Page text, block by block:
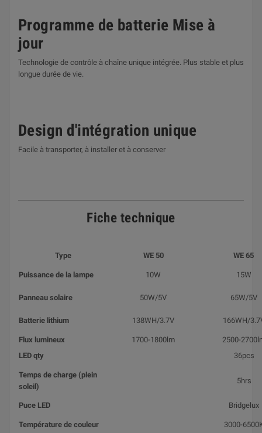
Programme de batterie Mise à
jour
Technologie de contrôle à chaîne unique intégrée. Plus stable et plus
longue durée de vie.
Design d'intégration unique
Facile à transporter, à installer et à conserver
Fiche technique
Type WE 50 WE 65
Puissance de la lampe 10W 15W
Panneau solaire 50W/5V 65W/5V
Batterie lithium 138WH/3.7V 166WH/
Flux lumineux 1700-1800lm
2500-
LED qty
36pcs
Temps de charge (plein
soleil)
5hrs
Puce LED Bridgelux
Température de couleur 3000-